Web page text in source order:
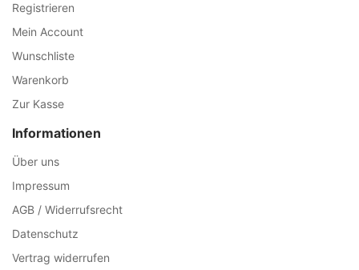
Registrieren
Mein Account
Wunschliste
Warenkorb
Zur Kasse
Informationen
Über uns
Impressum
AGB / Widerrufsrecht
Datenschutz
Vertrag widerrufen